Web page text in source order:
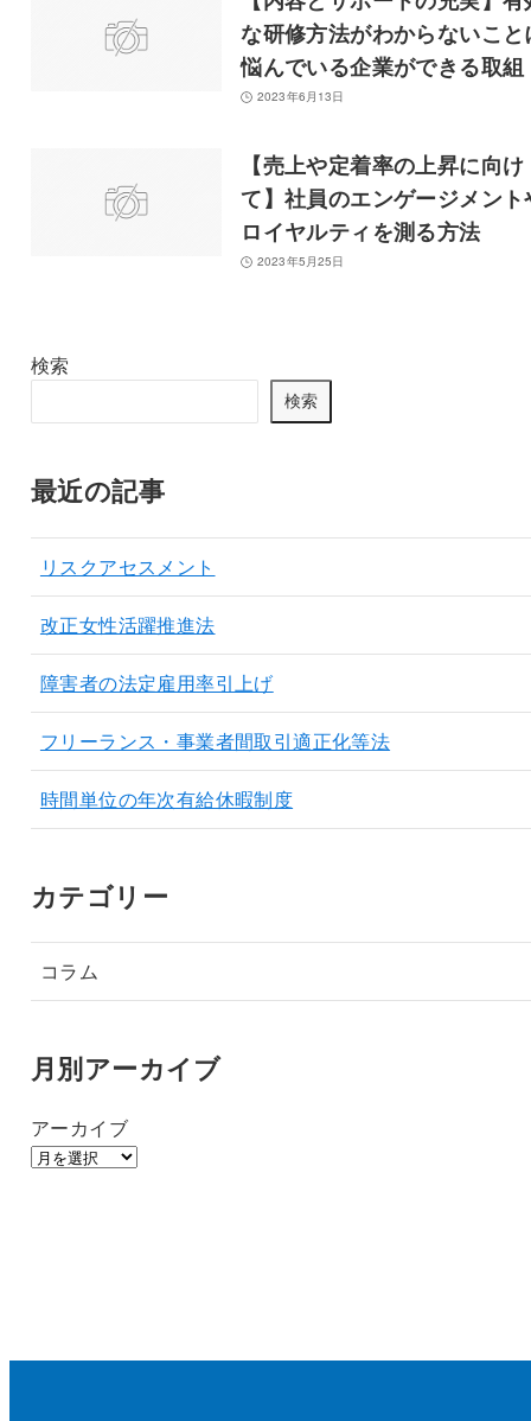
な研修方法がわからないこと
悩んでいる企業ができる取組
2023年6月13日
【売上や定着率の上昇に向け
て】社員のエンゲージメント
ロイヤルティを測る方法
2023年5月25日
検索
検索
最近の記事
リスクアセスメント
改正女性活躍推進法
障害者の法定雇用率引上げ
フリーランス・事業者間取引適正化等法
時間単位の年次有給休暇制度
カテゴリー
コラム
月別アーカイブ
アーカイブ